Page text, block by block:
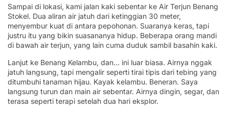
Sampai di lokasi, kami jalan kaki sebentar ke Air Terjun Benang
Stokel. Dua aliran air jatuh dari ketinggian 30 meter,
menyembur kuat di antara pepohonan. Suaranya keras, tapi
justru itu yang bikin suasananya hidup. Beberapa orang mandi
di bawah air terjun, yang lain cuma duduk sambil basahin kaki.
Lanjut ke Benang Kelambu, dan… ini luar biasa. Airnya nggak
jatuh langsung, tapi mengalir seperti tirai tipis dari tebing yang
ditumbuhi tanaman hijau. Kayak kelambu. Beneran. Saya
langsung turun dan main air sebentar. Airnya dingin, segar, dan
terasa seperti terapi setelah dua hari eksplor.